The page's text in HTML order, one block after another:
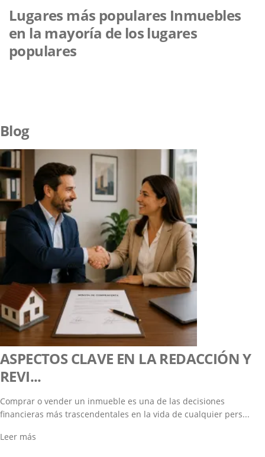
Lugares más populares Inmuebles
en la mayoría de los lugares
populares
Blog
ASPECTOS CLAVE EN LA REDACCIÓN Y
REVI...
Comprar o vender un inmueble es una de las decisiones
financieras más trascendentales en la vida de cualquier pers...
Leer más